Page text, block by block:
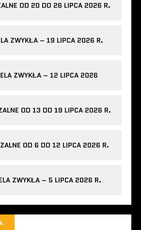
OD 20 DO 26 LIPCA 2026 R.
ZWYKŁA – 19 LIPCA 2026 R.
ZWYKŁA – 12 LIPCA 2026
OD 13 DO 19 LIPCA 2026 R.
OD 6 DO 12 LIPCA 2026 R.
ZWYKŁA – 5 LIPCA 2026 R.